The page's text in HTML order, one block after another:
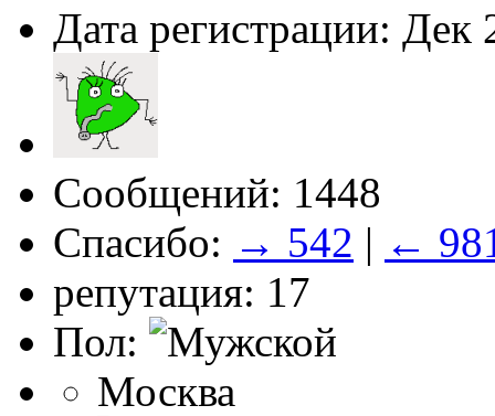
Дата регистрации: Дек
Сообщений: 1448
Спасибо: → 542 | ←
репутация: 17
Пол:
Москва